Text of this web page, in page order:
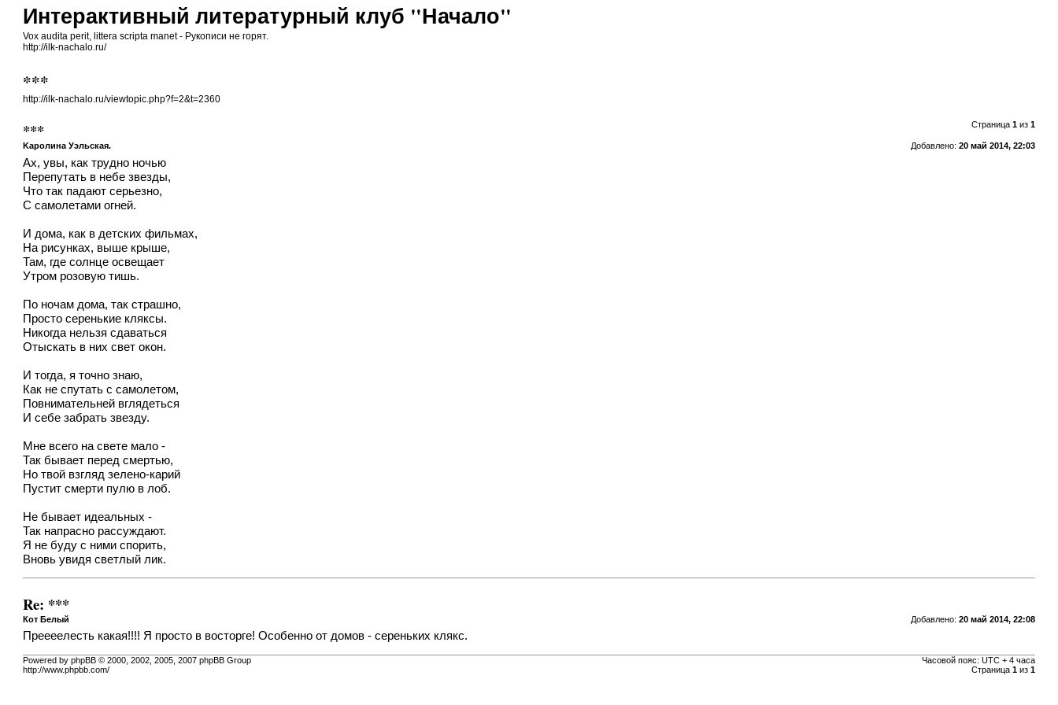
Интерактивный литературный клуб "Начало"
Vox audita perit, littera scripta manet - Рукописи не горят.
http://ilk-nachalo.ru/
***
http://ilk-nachalo.ru/viewtopic.php?f=2&t=2360
Страница 1из 1
***
Добавлено: 20 май 2014, 22:03
Kaролина Уэльская.
Ах, увы, как трудно ночью
Перепутать в небе звезды,
Что так падают серьезно,
С самолетами огней.
И дома, как в детских фильмах,
На рисунках, выше крыше,
Там, где солнце освещает
Утром розовую тишь.
По ночам дома, так страшно,
Просто серенькие кляксы.
Никогда нельзя сдаваться
Отыскать в них свет окон.
И тогда, я точно знаю,
Как не спутать с самолетом,
Повнимательней вглядеться
И себе забрать звезду.
Мне всего на свете мало -
Так бывает перед смертью,
Но твой взгляд зелено-карий
Пустит смерти пулю в лоб.
Не бывает идеальных -
Так напрасно рассуждают.
Я не буду с ними спорить,
Вновь увидя светлый лик.
Re: ***
Добавлено: 20 май 2014, 22:08
Кот Белый
Преееелесть какая!!!! Я просто в восторге! Особенно от домов - сереньких клякс.
Часовой пояс: UTC + 4 часа
Страница 1из 1
Powered by phpBB © 2000, 2002, 2005, 2007 phpBB Group
http://www.phpbb.com/